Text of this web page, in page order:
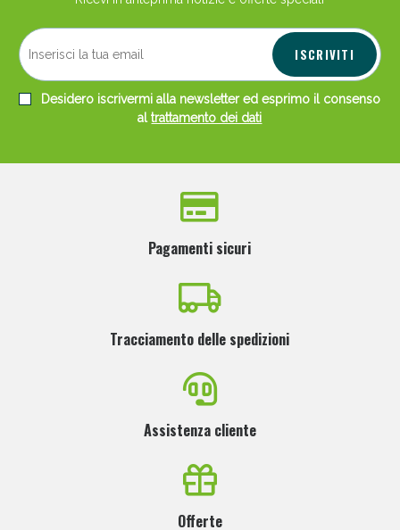
ISCRIVITI
Desidero iscrivermi alla newsletter ed esprimo il consenso
altrattamento dei dati
Pagamenti sicuri
Tracciamento delle spedizioni
Assistenza cliente
Offerte